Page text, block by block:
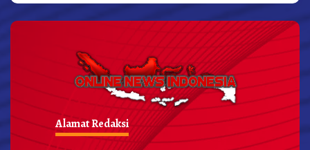
Alamat Redaksi